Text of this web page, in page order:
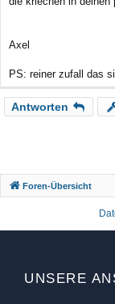
Axel
PS: reiner zufall das
Antworten
Foren-Übersicht
UNSERE